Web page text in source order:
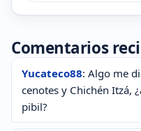
Comentarios
Yucateco88: Algo me
cenotes y Chichén Itzá,
pibil?